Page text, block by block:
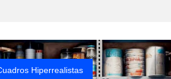
Hiperrealistas